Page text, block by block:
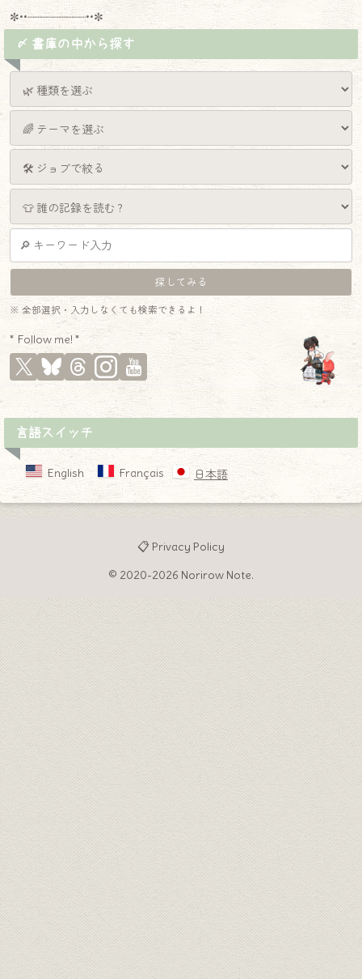
✼••┈┈┈┈┈┈┈┈┈••✼
〆 書庫の中から探す
※ 全部選択・入力しなくても検索できるよ！
* Follow me! *
言語スイッチ
English Français 日本語
📋 Privacy Policy
© 2020-2026 Norirow Note.